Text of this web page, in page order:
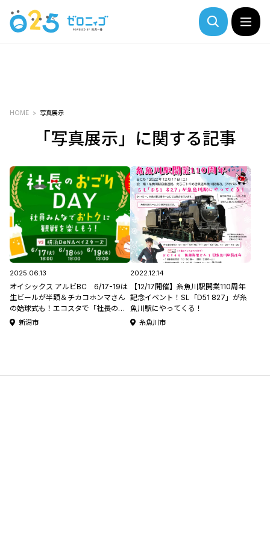
HOME 写真展示
「写真展示」に関する記事
2025.06.13
オイシックス アルビBC 6/17-19は
生ビールが半額＆チカコホンマさん
の始球式も！エコスタで「社長のお
ごりDAY」開催
新潟市
2022.12.14
【12/17開催】糸魚川駅開業110周年
記念イベント！SL「D51 827」が糸
魚川駅にやってくる！
糸魚川市